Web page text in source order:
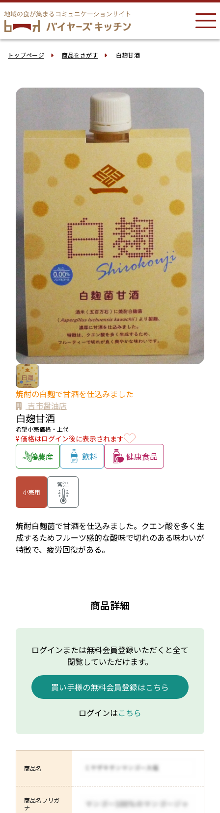
トップページ 商品をさがす 白麹甘酒
焼酎の白麹で甘酒を仕込みました
吉市醤油店
白麹甘酒
希望小売価格・上代
¥ 価格はログイン後に表示されます
農産 飲料 健康食品
小売用
常温
焼酎白麹菌で甘酒を仕込みました。クエン酸を多く生
成するためフルーツ感的な酸味で切れのある味わいが
特徴で、疲労回復がある。
商品詳細
ログインまたは無料会員登録いただくと全て
閲覧していただけます。
買い手様の無料会員登録はこちら
ログインはこちら
商品名
商品名フリガ
ナ